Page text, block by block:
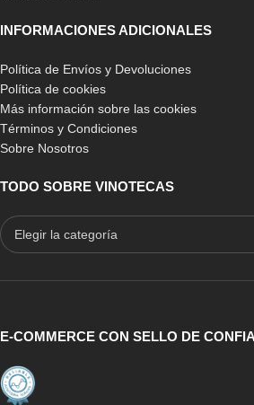
INFORMACIONES ADICIONALES
Política de Envíos y Devoluciones
Política de cookies
Más información sobre las cookies
Términos y Condiciones
Sobre Nosotros
TODO SOBRE VINOTECAS
E-COMMERCE CON SELLO DE